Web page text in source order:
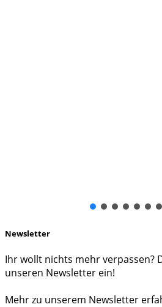
Newsletter
Ihr wollt nichts mehr verpassen?
unseren Newsletter ein!
Mehr zu unserem Newsletter